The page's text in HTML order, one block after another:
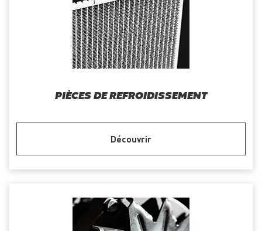
PIÈCES DE REFROIDISSEMENT
Découvrir